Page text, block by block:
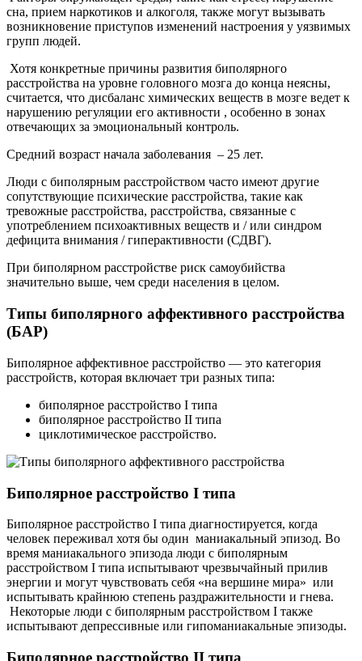
сна, прием наркотиков и алкоголя, также могут вызывать
возникновение приступов изменений настроения у уязвимых
групп людей.
Хотя конкретные причины развития биполярного
расстройства на уровне головного мозга до конца неясны,
считается, что дисбаланс химических веществ в мозге ведет к
нарушению регуляции его активности , особенно в зонах
отвечающих за эмоциональный контроль.
Средний возраст начала заболевания – 25 лет.
Люди с биполярным расстройством часто имеют другие
сопутствующие психические расстройства, такие как
тревожные расстройства, расстройства, связанные с
употреблением психоактивных веществ и / или синдром
дефицита внимания / гиперактивности (СДВГ).
При биполярном расстройстве риск самоубийства
значительно выше, чем среди населения в целом.
Типы биполярного аффективного расстройства
(БАР)
Биполярное аффективное расстройство — это категория
расстройств, которая включает три разных типа:
биполярное расстройство I типа
биполярное расстройство II типа
циклотимическое расстройство.
Биполярное расстройство I типа
Биполярное расстройство I типа диагностируется, когда
человек переживал хотя бы один маниакальный эпизод. Во
время маниакального эпизода люди с биполярным
расстройством I типа испытывают чрезвычайный прилив
энергии и могут чувствовать себя «на вершине мира» или
испытывать крайнюю степень раздражительности и гнева.
Некоторые люди с биполярным расстройством I также
испытывают депрессивные или гипоманиакальные эпизоды.
Биполярное расстройство II типа